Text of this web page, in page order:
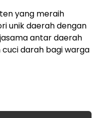
yang meraih
unik daerah dengan
antar daerah
darah bagi warga